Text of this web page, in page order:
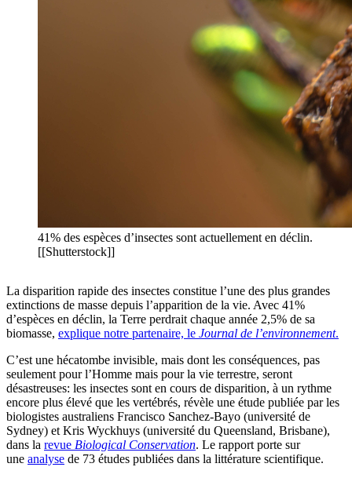
41% des espèces d’insectes sont actuellement en déclin.
[[Shutterstock]]
La disparition rapide des insectes constitue l’une des plus grandes
extinctions de masse depuis l’apparition de la vie. Avec 41%
d’espèces en déclin, la Terre perdrait chaque année 2,5% de sa
biomasse, explique notre partenaire, le Journal de l’environnement.
C’est une hécatombe invisible, mais dont les conséquences, pas
seulement pour l’Homme mais pour la vie terrestre, seront
désastreuses: les insectes sont en cours de disparition, à un rythme
encore plus élevé que les vertébrés, révèle une étude publiée par les
biologistes australiens Francisco Sanchez-Bayo (université de
Sydney) et Kris Wyckhuys (université du Queensland, Brisbane),
dans la revue Biological Conservation. Le rapport porte sur
une analyse de 73 études publiées dans la littérature scientifique.